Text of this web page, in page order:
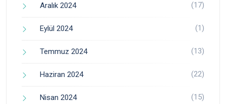
Aralık 2024 (17)
Eylül 2024 (1)
Temmuz 2024 (13)
Haziran 2024 (22)
Nisan 2024 (15)